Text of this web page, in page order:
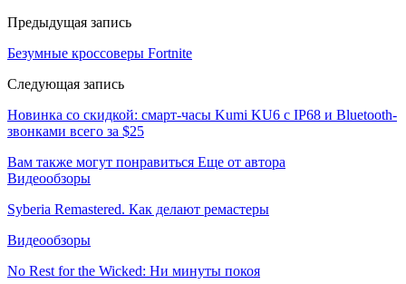
Предыдущая запись
Безумные кроссоверы Fortnite
Следующая запись
Новинка со скидкой: смарт-часы Kumi KU6 с IP68 и Bluetooth-
звонками всего за $25
Вам также могут понравиться Еще от автора
Видеообзоры
Syberia Remastered. Как делают ремастеры
Видеообзоры
No Rest for the Wicked: Ни минуты покоя